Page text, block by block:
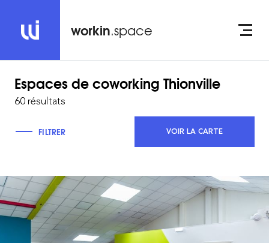
workin.space
Espaces de coworking Thionville
60 résultats
FILTRER VOIR LA CARTE